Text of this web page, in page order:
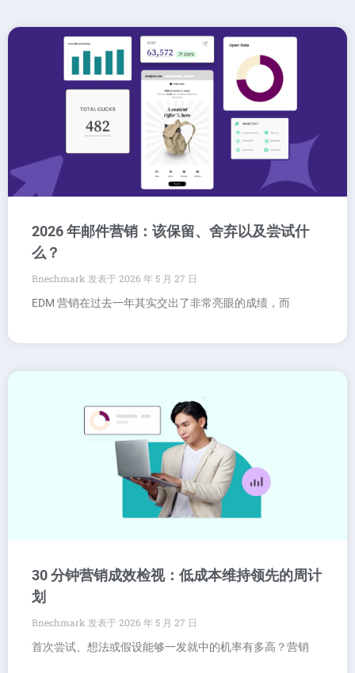
2026 年邮件营销：该保留、舍弃以及尝试什
么？
Bnechmark
2026 年 5 月 27 日
EDM 营销在过去一年其实交出了非常亮眼的成绩，而
30 分钟营销成效检视：低成本维持领先的周计
划
Bnechmark
2026 年 5 月 27 日
首次尝试、想法或假设能够一发就中的机率有多高？营销